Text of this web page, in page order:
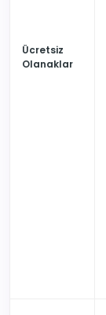
Ücretsiz
Olanaklar